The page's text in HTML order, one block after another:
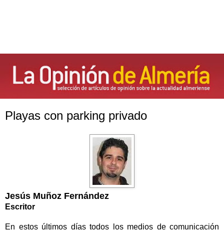
Playas con parking privado
Jesús Muñoz Fernández
Escritor
En estos últimos días todos los medios de comunicación